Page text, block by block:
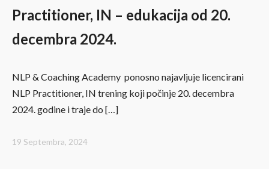
Practitioner, IN – edukacija od 20.
decembra 2024.
NLP & Coaching Academy ponosno najavljuje licencirani
NLP Practitioner, IN trening koji počinje 20. decembra
2024. godine i traje do […]
19 Septembra, 2024